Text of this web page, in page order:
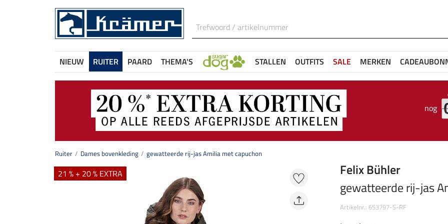
NIEUW RUITER PAARD THEMA'S STALLEN OUTFITS SALE MERKEN
nog
Ruiter Dames bovenkleding gewatteerde rij-jas Amilia met capuchon
21 % + 20 % EXTRA
Felix Bühler
gewatteerde rij-jas
Artikelnr.: 653797-S-RF